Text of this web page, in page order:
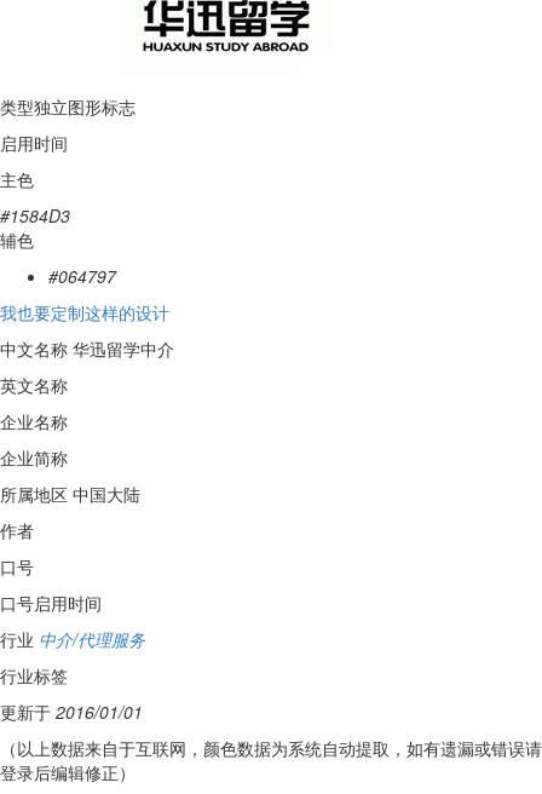
类型独立图形标志
启用时间
主色
#1584D3
辅色
#064797
我也要定制这样的设计
中文名称 华迅留学中介
英文名称
企业名称
企业简称
所属地区 中国大陆
作者
口号
口号启用时间
行业 中介/代理服务
行业标签
更新于 2016/01/01
（以上数据来自于互联网，颜色数据为系统自动提取，如有遗漏或错误请
登录后编辑修正）